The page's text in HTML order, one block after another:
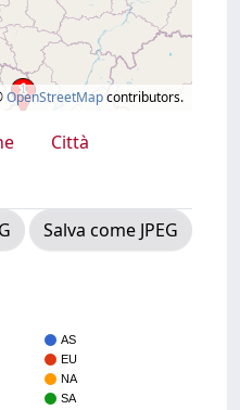
OpenStreetMapcontributors.
Città
Salva come JPEG
AS
EU
NA
SA